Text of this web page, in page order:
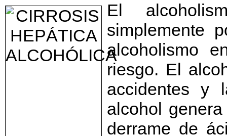
El
simplemente
alcoholismo
riesgo. El
accidentes y
alcohol
derrame de